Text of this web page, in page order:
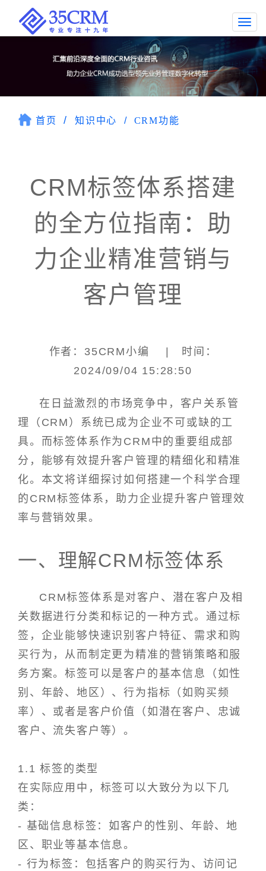
首页 知识中心 CRM功能
CRM标签体系搭建
的全方位指南：助
力企业精准营销与
客户管理
作者：35CRM小编 | 时间：
2024/09/04 15:28:50
在日益激烈的市场竞争中，客户关系管
理（CRM）系统已成为企业不可或缺的工
具。而标签体系作为CRM中的重要组成部
分，能够有效提升客户管理的精细化和精准
化。本文将详细探讨如何搭建一个科学合理
的CRM标签体系，助力企业提升客户管理效
率与营销效果。
一、理解CRM标签体系
CRM标签体系是对客户、潜在客户及相
关数据进行分类和标记的一种方式。通过标
签，企业能够快速识别客户特征、需求和购
买行为，从而制定更为精准的营销策略和服
务方案。标签可以是客户的基本信息（如性
别、年龄、地区）、行为指标（如购买频
率）、或者是客户价值（如潜在客户、忠诚
客户、流失客户等）。
1.1 标签的类型
在实际应用中，标签可以大致分为以下几
类：
- 基础信息标签：如客户的性别、年龄、地
区、职业等基本信息。
- 行为标签：包括客户的购买行为、访问记